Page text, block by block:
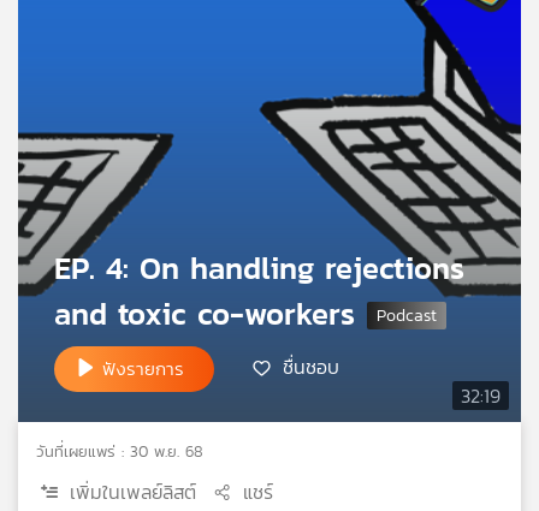
เกี่ยว
กับ
เรา
เครือ
ไทย
32:19
EP. 4: On handling rejections
and toxic co-workers
ฟังรายการ ชื่นชอบ
วันที่เผยแพร่ : 30 พ.ย. 68
เพิ่มในเพลย์ลิสต์ แชร์